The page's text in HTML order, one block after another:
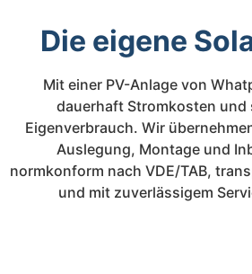
Die eigene
Mit einer PV-Anlage von
dauerhaft Stromkosten und
Eigenverbrauch. Wir
Auslegung, Montage und
normkonform nach VDE/TAB,
und mit zuverlässigem